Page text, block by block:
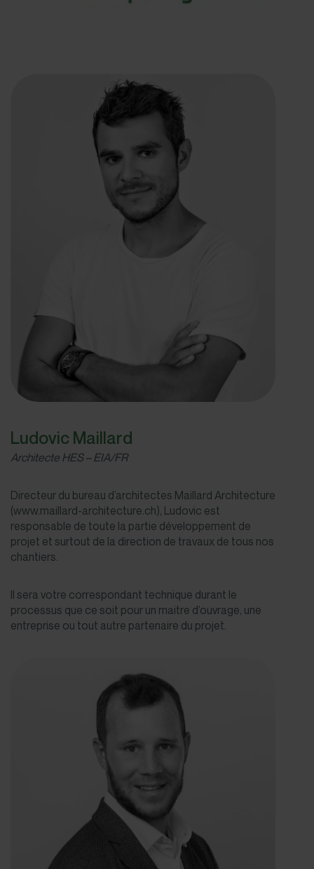
Ludovic Maillard
Architecte HES – EIA/FR
Directeur du bureau d’architectes Maillard Architecture
(www.maillard-architecture.ch), Ludovic est
responsable de toute la partie développement de
projet et surtout de la direction de travaux de tous nos
chantiers.
Il sera votre correspondant technique durant le
processus que ce soit pour un maitre d’ouvrage, une
entreprise ou tout autre partenaire du projet.